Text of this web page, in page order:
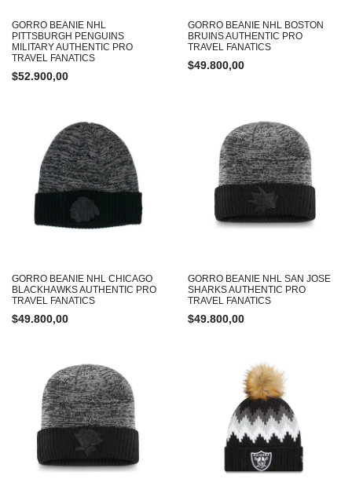
GORRO BEANIE NHL
PITTSBURGH PENGUINS
MILITARY AUTHENTIC PRO
TRAVEL FANATICS
$52.900,00
GORRO BEANIE NHL BOSTON
BRUINS AUTHENTIC PRO
TRAVEL FANATICS
$49.800,00
GORRO BEANIE NHL CHICAGO
BLACKHAWKS AUTHENTIC PRO
TRAVEL FANATICS
$49.800,00
GORRO BEANIE NHL SAN JOSE
SHARKS AUTHENTIC PRO
TRAVEL FANATICS
$49.800,00